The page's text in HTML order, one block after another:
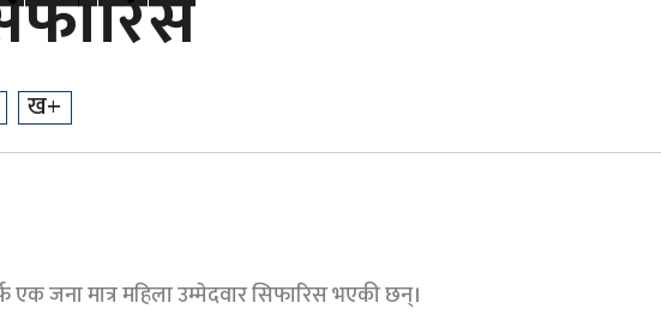
ख+
एक जना मात्र महिला उम्मेदवार सिफारिस भएकी छन्।